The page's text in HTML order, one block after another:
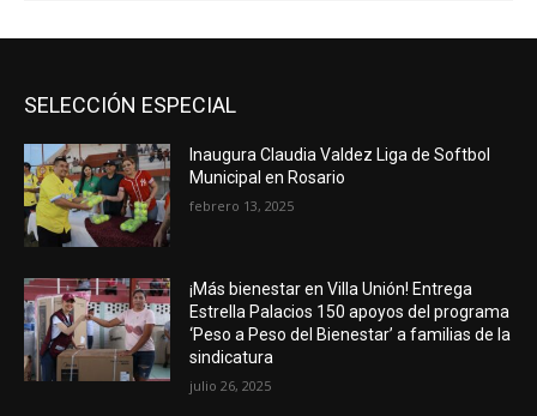
SELECCIÓN ESPECIAL
Inaugura Claudia Valdez Liga de Softbol
Municipal en Rosario
febrero 13, 2025
¡Más bienestar en Villa Unión! Entrega
Estrella Palacios 150 apoyos del programa
‘Peso a Peso del Bienestar’ a familias de la
sindicatura
julio 26, 2025